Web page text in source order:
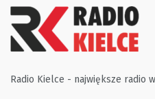
Radio Kielce - największe radio